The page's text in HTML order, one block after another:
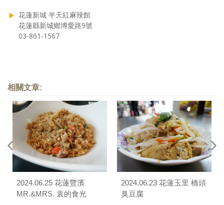
花蓮新城 半天紅麻辣館
花蓮縣新城鄉博愛路9號
03-861-1567
相關文章:
2024.06.25 花蓮豐濱
MR.&MRS. 袁的食光
2024.06.23 花蓮玉里 橋頭
臭豆腐